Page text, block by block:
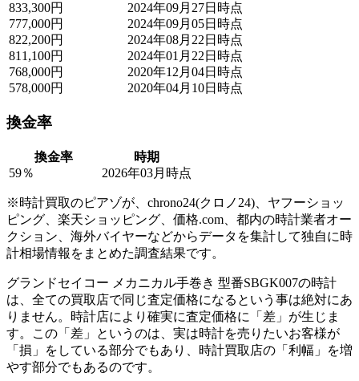
833,300円
2024年09月27日時点
777,000円
2024年09月05日時点
822,200円
2024年08月22日時点
811,100円
2024年01月22日時点
768,000円
2020年12月04日時点
578,000円
2020年04月10日時点
換金率
換金率
時期
59％
2026年03月時点
※時計買取のピアゾが、chrono24(クロノ24)、ヤフーショッ
ピング、楽天ショッピング、価格.com、都内の時計業者オー
クション、海外バイヤーなどからデータを集計して独自に時
計相場情報をまとめた調査結果です。
グランドセイコー メカニカル手巻き 型番SBGK007の時計
は、全ての買取店で同じ査定価格になるという事は絶対にあ
りません。時計店により確実に査定価格に「差」が生じま
す。この「差」というのは、実は時計を売りたいお客様が
「損」をしている部分でもあり、時計買取店の「利幅」を増
やす部分でもあるのです。